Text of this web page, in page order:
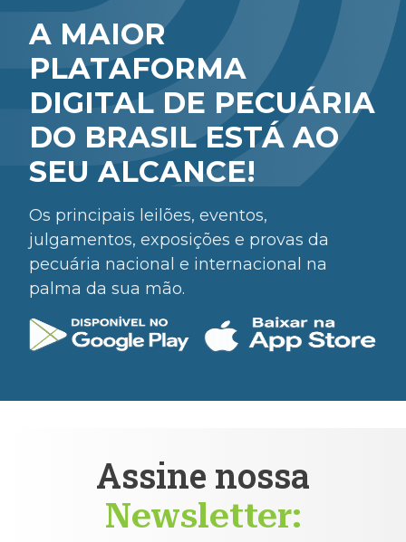
A MAIOR
PLATAFORMA
DIGITAL DE PECUÁRIA
DO BRASIL ESTÁ AO
SEU ALCANCE!
Os principais leilões, eventos,
julgamentos, exposições e provas da
pecuária nacional e internacional na
palma da sua mão.
Assine nossa
Newsletter: